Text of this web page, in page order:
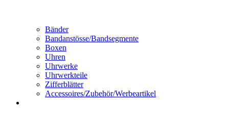
Bänder
Bandanstösse/Bandsegmente
Boxen
Uhren
Uhrwerke
Uhrwerkteile
Zifferblätter
Accessoires/Zubehör/Werbeartikel